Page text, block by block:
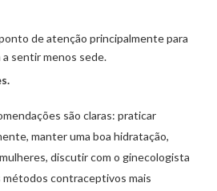
de atenção principalmente para
sentir menos sede.
são claras: praticar
manter uma boa hidratação,
discutir com o ginecologista
métodos contraceptivos mais